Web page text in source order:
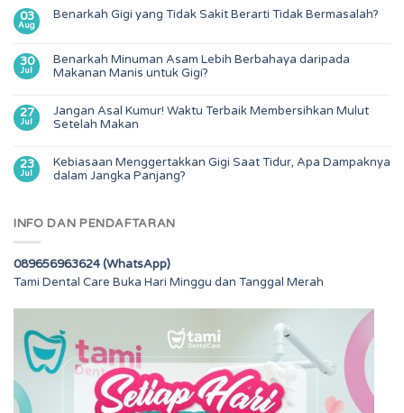
03
Aug
Benarkah Gigi yang Tidak Sakit Berarti Tidak Bermasalah?
30
Jul
Benarkah Minuman Asam Lebih Berbahaya daripada
Makanan Manis untuk Gigi?
27
Jul
Jangan Asal Kumur! Waktu Terbaik Membersihkan Mulut
Setelah Makan
23
Jul
Kebiasaan Menggertakkan Gigi Saat Tidur, Apa Dampaknya
dalam Jangka Panjang?
INFO DAN PENDAFTARAN
089656963624 (WhatsApp)
Tami Dental Care Buka Hari Minggu dan Tanggal Merah